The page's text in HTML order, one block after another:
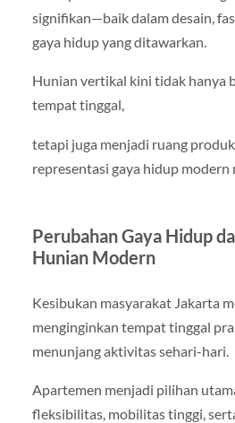
signifikan—baik dalam desain,
gaya hidup yang ditawarkan.
Hunian vertikal kini tidak hanya
tempat tinggal,
tetapi juga menjadi ruang
representasi gaya hidup modern
Perubahan Gaya Hidup
Hunian Modern
Kesibukan masyarakat Jakarta
menginginkan tempat tinggal
menunjang aktivitas sehari-hari.
Apartemen menjadi pilihan
fleksibilitas, mobilitas tinggi,